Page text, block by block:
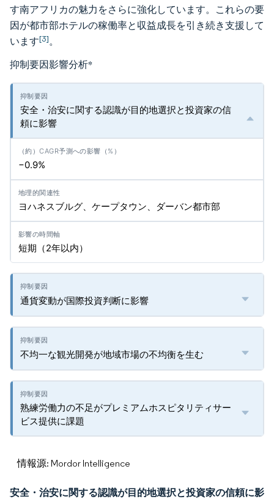
す南アフリカの魅力をさらに強化しています。これらの要
因が都市部ホテルの稼働率と収益成長を引き続き支援して
います[3]。
抑制要因影響分析*
安全・治安に関する認識が目的地選択と投資家の信
頼に影響
−0.9%
ヨハネスブルグ、ケープタウン、ダーバン都市部
短期（2年以内）
通貨変動が国際投資判断に影響
不均一な観光開発が地域市場の不均衡を生む
熟練労働力の不足がプレミアムホスピタリティサー
ビス提供に課題
情報源: Mordor Intelligence
安全・治安に関する認識が目的地選択と投資家の信頼に影